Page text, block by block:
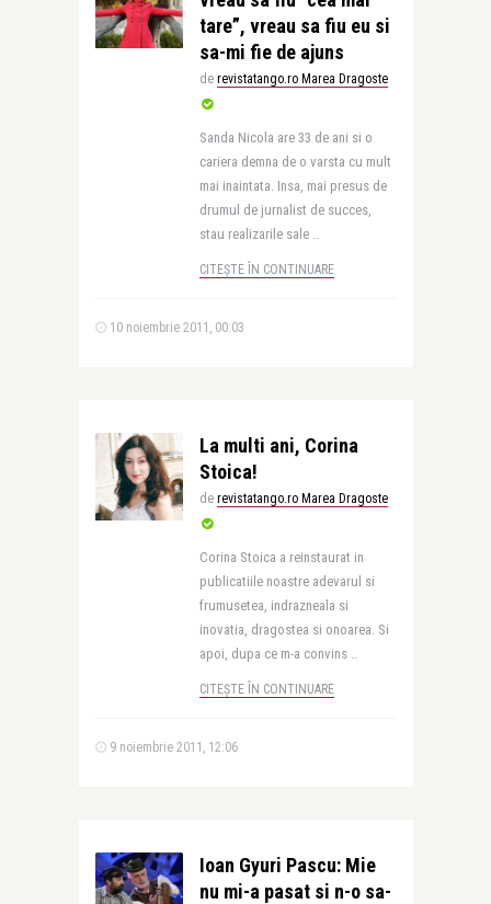
tare”, vreau sa fiu eu si
sa-mi fie de ajuns
de revistatango.ro Marea Dragoste
Sanda Nicola are 33 de ani si o
cariera demna de o varsta cu mult
mai inaintata. Insa, mai presus de
drumul de jurnalist de succes,
stau realizarile sale ..
CITEȘTE ÎN CONTINUARE
10 noiembrie 2011, 00:03
La multi ani, Corina
Stoica!
de revistatango.ro Marea Dragoste
Corina Stoica a reinstaurat in
publicatiile noastre adevarul si
frumusetea, indrazneala si
inovatia, dragostea si onoarea. Si
apoi, dupa ce m-a convins ..
CITEȘTE ÎN CONTINUARE
9 noiembrie 2011, 12:06
Ioan Gyuri Pascu: Mie
nu mi-a pasat si n-o sa-